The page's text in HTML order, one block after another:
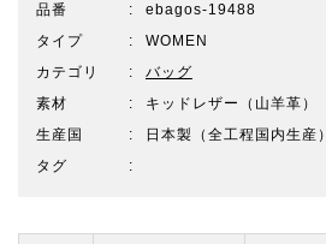
品番
ebagos-19488
タイプ
WOMEN
カテゴリ
バッグ
素材
キッドレザー（山羊革）
生産国
日本製（全工程国内生産）
タグ